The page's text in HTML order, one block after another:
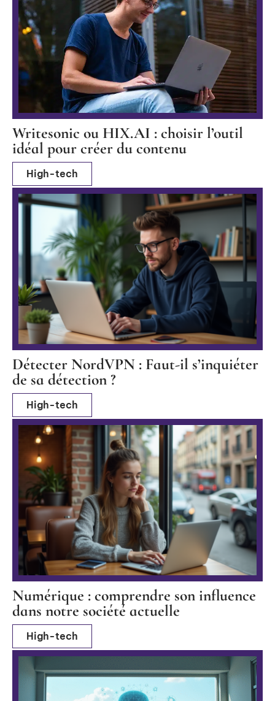
Writesonic ou HIX.AI : choisir l’outil
idéal pour créer du contenu
High-tech
Détecter NordVPN : Faut-il s’inquiéter
de sa détection ?
High-tech
Numérique : comprendre son influence
dans notre société actuelle
High-tech